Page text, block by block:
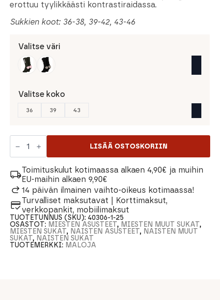
erottuu tyylikkäästi kontrastiraidassa.
Sukkien koot: 36-38, 39-42, 43-46
Valitse väri
Valitse koko
36 39 43
Maloja
PeroneM.
Urheilusukat
LISÄÄ OSTOSKORIIN
Toimituskulut kotimaassa alkaen 4,90€ ja muihin
EU-maihin alkaen 9,90€
14 päivän ilmainen vaihto-oikeus kotimaassa!
Turvalliset maksutavat | Korttimaksut,
verkkopankit, mobiilimaksut
TUOTETUNNUS (SKU):40306-1-25
OSASTOT: MIESTEN ASUSTEET, MIESTEN MUUT SUKAT,
MIESTEN SUKAT, NAISTEN ASUSTEET, NAISTEN MUUT
SUKAT, NAISTEN SUKAT
TUOTEMERKKI: MALOJA